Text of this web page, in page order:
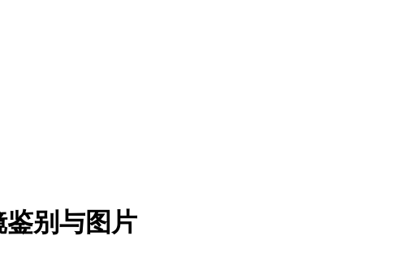
别与图片